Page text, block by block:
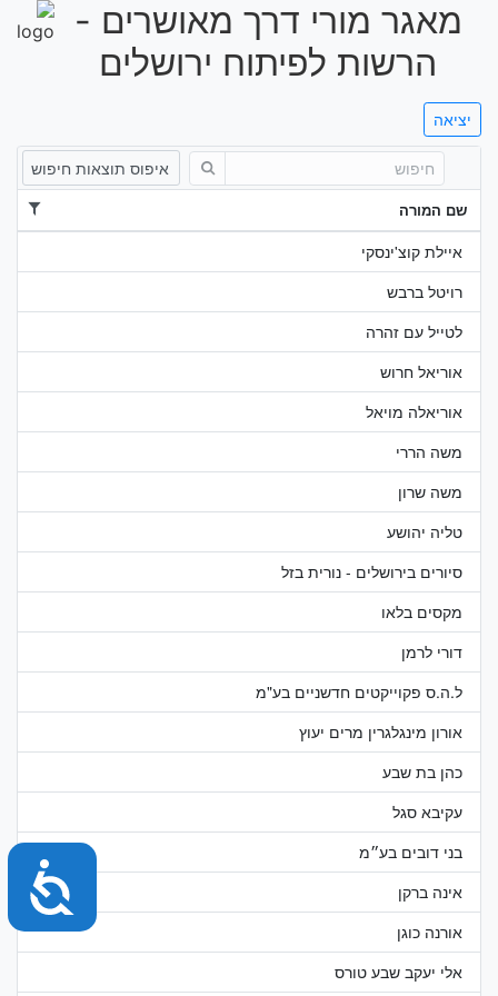
מֻפְעֶלֶת
מַעֲרֶכֶת
הַמְּסַיַּעַת
לִנְגִישׁוּת
מאגר מורי דרך מאושרים -
הרשות לפיתוח ירושלים
יציאה
איפוס תוצאות חיפוש
שם המורה
איילת קוצ'ינסקי
רויטל ברבש
לטייל עם זהרה
אוריאל חרוש
אוריאלה מויאל
משה הררי
משה שרון
טליה יהושע
סיורים בירושלים - נורית בזל
מקסים בלאו
דורי לרמן
ל.ה.ס פקוייקטים חדשניים בע"מ
אורון מינגלגרין מרים יעוץ
כהן בת שבע
עקיבא סגל
בני דובים בע״מ
אינה ברקן
אורנה כוגן
אלי יעקב שבע טורס